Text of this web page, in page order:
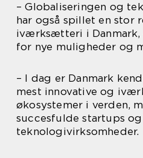
– Globaliseringen og
har også spillet en stor
iværksætteri i Danmark,
for nye muligheder og
– I dag er Danmark
mest innovative og
økosystemer i verden,
succesfulde startups og
teknologivirksomheder.